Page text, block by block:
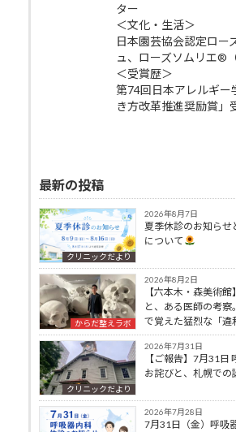
ター
＜文化・生活＞
日本園芸協会認定ロー
ュ、ローズソムリエ®
＜受賞歴＞
第74回日本アレルギー
き方改革推進奨励賞」
最新の投稿
クリニックだより
2026年8月7日
夏季休診のお知らせ
について
からだ整えラボ
2026年8月2日
【六本木・森美術
と、ある医師の考
で覚えた猛烈な「違
クリニックだより
2026年7月31日
【ご報告】7月31日
お詫びと、札幌での
2026年7月28日
7月31日（金）呼吸